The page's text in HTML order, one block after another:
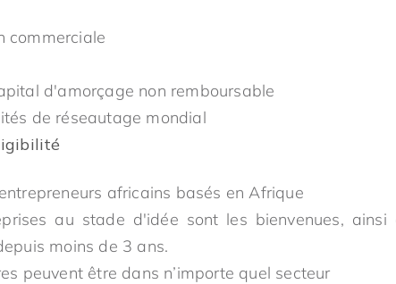
commerciale
d'amorçage non remboursable
de réseautage mondial
africains basés en Afrique
au stade d'idée sont les bienvenues, ainsi
moins de 3 ans.
peuvent être dans n’importe quel secteur